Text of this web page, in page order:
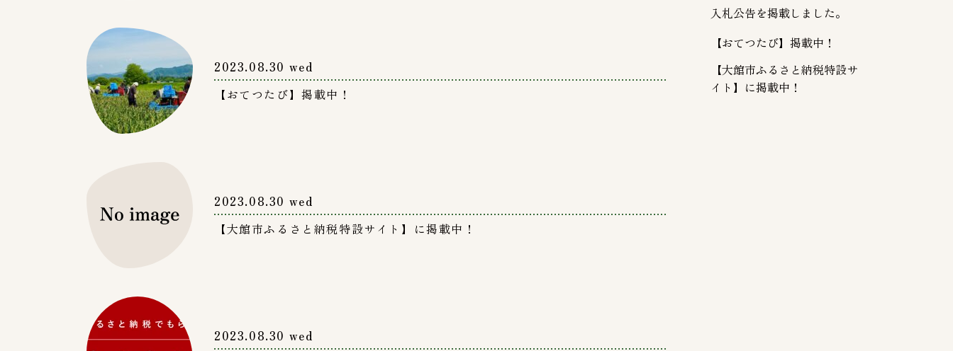
2023.08.30 wed
【おてつたび】掲載中！
2023.08.30 wed
【大館市ふるさと納税特設サイト】に掲載中！
2023.08.30 wed
入札公告を掲載しました。
【おてつたび】掲載中！
【大館市ふるさと納税特設サ
イト】に掲載中！